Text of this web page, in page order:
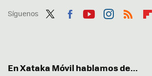
Síguenos
En Xataka Móvil hablamos de...